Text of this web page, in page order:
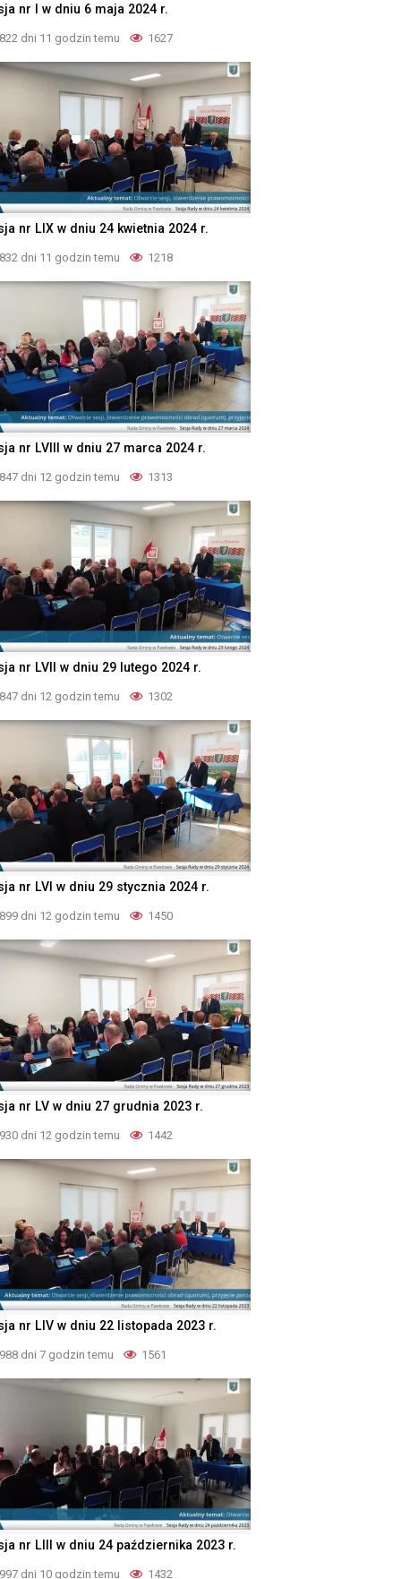
nr I w dniu 6 maja 2024 r.
822 dni 11 godzin temu 1627
nr LIX w dniu 24 kwietnia 2024 r.
832 dni 11 godzin temu 1218
nr LVIII w dniu 27 marca 2024 r.
847 dni 12 godzin temu 1313
nr LVII w dniu 29 lutego 2024 r.
847 dni 12 godzin temu 1302
nr LVI w dniu 29 stycznia 2024 r.
899 dni 12 godzin temu 1450
nr LV w dniu 27 grudnia 2023 r.
930 dni 12 godzin temu 1442
nr LIV w dniu 22 listopada 2023 r.
988 dni 7 godzin temu 1561
nr LIII w dniu 24 października 2023 r.
997 dni 10 godzin temu 1432